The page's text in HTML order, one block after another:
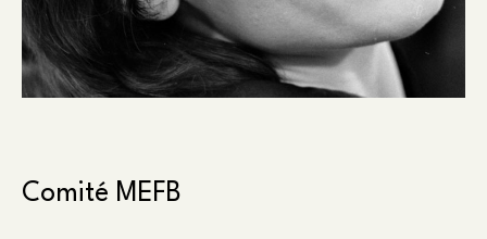
Comité MEFB